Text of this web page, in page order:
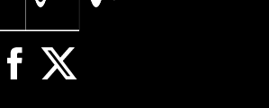
Facebook
X